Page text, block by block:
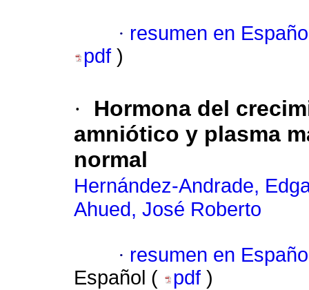
· resumen en
pdf )
·
Hormona del
amniótico y plasma
normal
Hernández-Andrade,
Ahued, José Roberto
· resumen en
Español (
pdf )